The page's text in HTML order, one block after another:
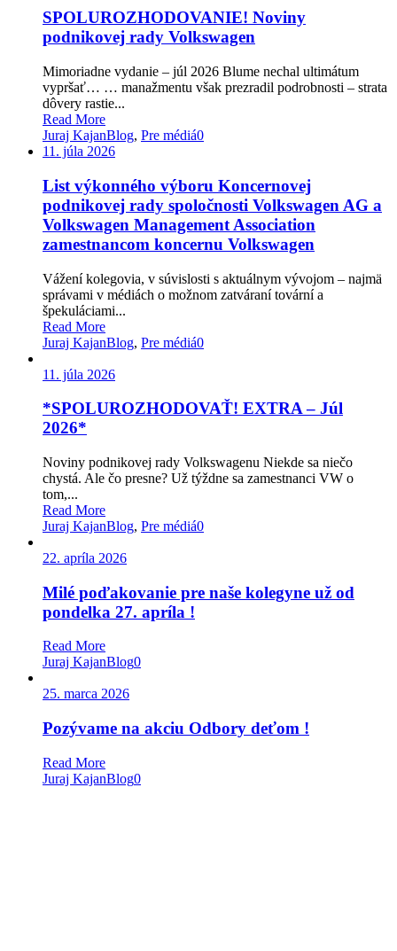
SPOLUROZHODOVANIE! Noviny
podnikovej rady Volkswagen
Mimoriadne vydanie – júl 2026 Blume nechal ultimátum
vypršať… … manažmentu však prezradil podrobnosti – strata
dôvery rastie...
Read More
Juraj KajanBlog, Pre médiá0
11. júla 2026
List výkonného výboru Koncernovej
podnikovej rady spoločnosti Volkswagen AG a
Volkswagen Management Association
zamestnancom koncernu Volkswagen
Vážení kolegovia, v súvislosti s aktuálnym vývojom – najmä
správami v médiách o možnom zatváraní tovární a
špekuláciami...
Read More
Juraj KajanBlog, Pre médiá0
11. júla 2026
*SPOLUROZHODOVAŤ! EXTRA – Júl
2026*
Noviny podnikovej rady Volkswagenu Niekde sa niečo
chystá. Ale čo presne? Už týždne sa zamestnanci VW o
tom,...
Read More
Juraj KajanBlog, Pre médiá0
22. apríla 2026
Milé poďakovanie pre naše kolegyne už od
pondelka 27. apríla !
Read More
Juraj KajanBlog0
25. marca 2026
Pozývame na akciu Odbory deťom !
Read More
Juraj KajanBlog0